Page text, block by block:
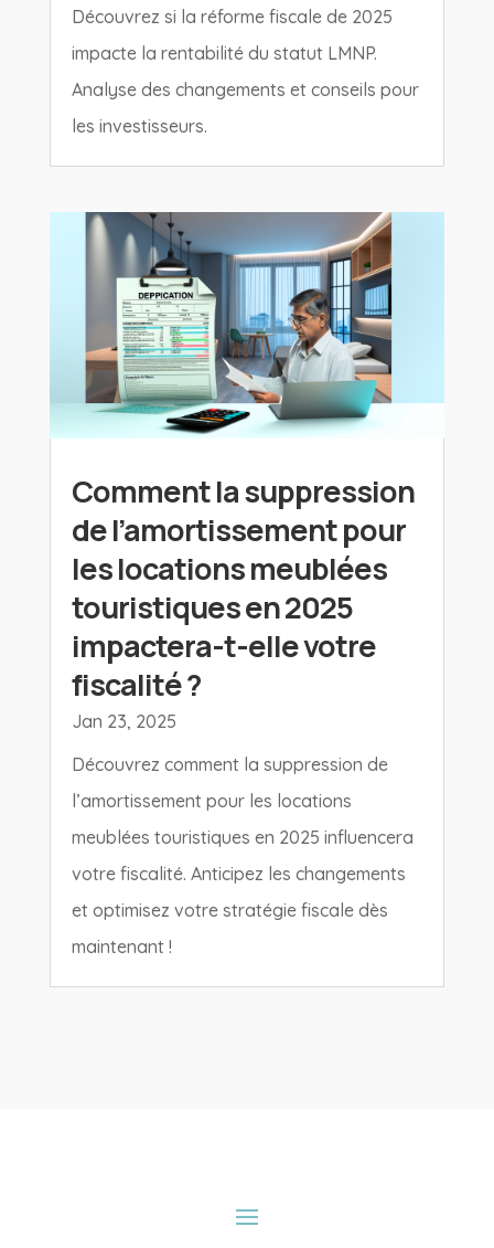
Découvrez si la réforme fiscale de 2025
impacte la rentabilité du statut LMNP.
Analyse des changements et conseils pour
les investisseurs.
Comment la suppression
de l’amortissement pour
les locations meublées
touristiques en 2025
impactera-t-elle votre
fiscalité ?
Jan 23, 2025
Découvrez comment la suppression de
l’amortissement pour les locations
meublées touristiques en 2025 influencera
votre fiscalité. Anticipez les changements
et optimisez votre stratégie fiscale dès
maintenant !